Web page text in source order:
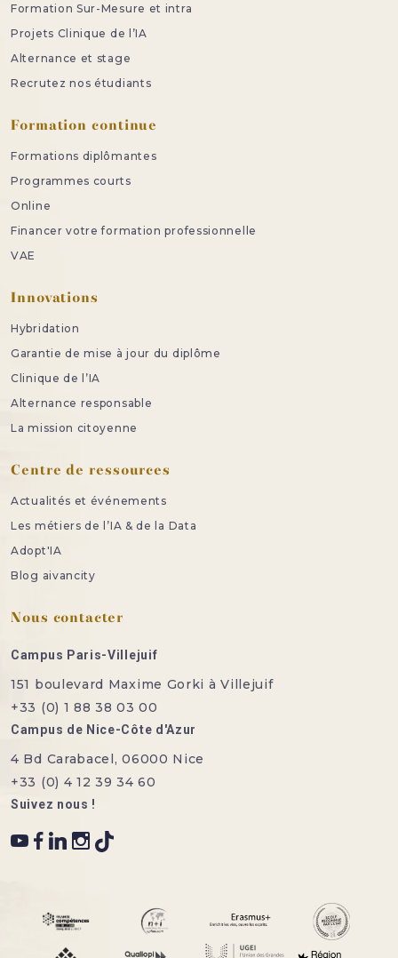
Formation Sur-Mesure et intra
Projets Clinique de l’IA
Alternance et stage
Recrutez nos étudiants
Formation continue
Formations diplômantes
Programmes courts
Online
Financer votre formation professionnelle
VAE
Innovations
Hybridation
Garantie de mise à jour du diplôme
Clinique de l’IA
Alternance responsable
La mission citoyenne
Centre de ressources
Actualités et événements
Les métiers de l’IA & de la Data
Adopt'IA
Blog aivancity
Nous contacter
Campus Paris-Villejuif
151 boulevard Maxime Gorki à Villejuif
+33 (0) 1 88 38 03 00
Campus de Nice-Côte d'Azur
4 Bd Carabacel, 06000 Nice
+33 (0) 4 12 39 34 60
Suivez nous !